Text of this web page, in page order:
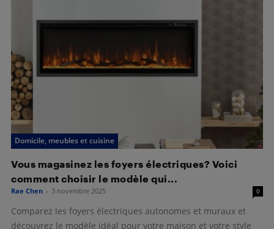
Domicile, meubles et cuisine
Vous magasinez les foyers électriques? Voici
comment choisir le modèle qui...
Rae Chen - 3 novembre 2025 0
Comparez les foyers électriques autonomes et muraux et
découvrez le modèle idéal pour votre maison et votre style